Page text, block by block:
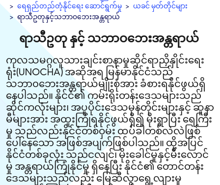
ရေရှည်တည်တံ့နိုင်ရေး ဆောင်ရွက်မှု
ယခင် မှတ်တိုင်များ
​ရာ​သီ​ဥ​တု​နှင့်​သ​ဘာ၀​ဘေး​အ​န္တ​ရာယ်
ရာသီဥတု နှင့် သဘာဝဘေးအန္တရာယ်
ကုလသမဂ္ဂလူသားချင်းစာနာမှုဆိုင်ရာညှိနှိုင်းရေး
ရုံး(UNOCHA) အဆိုအရ မြန်မာနိုင်ငံသည်
သဘာ၀ဘေးအန္တရာယ်မျိုးစုံအား ခံစားရနိုင်ဖွယ်ရှိ
နေပါသည်။ နိုင်ငံ၏ ကမ်းရိုးတန်းဒေသများသည်
ဆိုင်ကလုံးများ၊ အပူပိုင်းဒေသမုန်တိုင်းများနှင့် ဆူနာ
မီများအား အထူးကြုံရနိုင်ဖွယ်ရှိ၍ မိုးရွာပြီး ရေကြီး
မှု သည်လည်းနိုင်ငံတစ်ဝှမ်း ထပ်ခါတစ်လဲလဲဖြစ်
ပေါ်နေသော အဖြစ်အပျက်ဖြစ်ပါသည်။ ထို့အပြင်
နိုင်ငံတစ်ခုလုံး သည်ငလျင်၊ မိုးခေါင်မှုနှင့်မီးလောင်
မှု အန္တရာယ်ကြုံနိုင်မှု ရှိနေပြီး နိုင်ငံ၏ တောင်တန်း
ဒေသများသည်လည်း မြေဆီလွာရွေ့လျားမှု